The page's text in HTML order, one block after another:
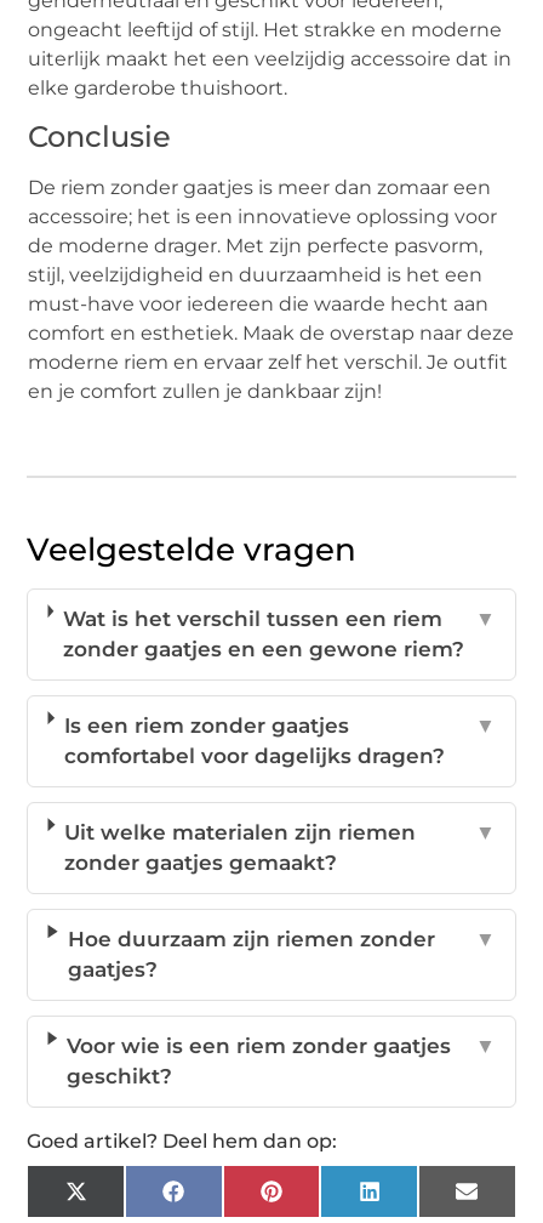
ongeacht leeftijd of stijl. Het strakke en moderne
uiterlijk maakt het een veelzijdig accessoire dat in
elke garderobe thuishoort.
Conclusie
De riem zonder gaatjes is meer dan zomaar een
accessoire; het is een innovatieve oplossing voor
de moderne drager. Met zijn perfecte pasvorm,
stijl, veelzijdigheid en duurzaamheid is het een
must-have voor iedereen die waarde hecht aan
comfort en esthetiek. Maak de overstap naar deze
moderne riem en ervaar zelf het verschil. Je outfit
en je comfort zullen je dankbaar zijn!
Veelgestelde vragen
Wat is het verschil tussen een riem
zonder gaatjes en een gewone riem?
▼
Is een riem zonder gaatjes
comfortabel voor dagelijks dragen?
▼
Uit welke materialen zijn riemen
zonder gaatjes gemaakt?
▼
Hoe duurzaam zijn riemen zonder
gaatjes?
▼
Voor wie is een riem zonder gaatjes
geschikt?
▼
Goed artikel? Deel hem dan op:
X
FacebookPinterestLinkedInEmail